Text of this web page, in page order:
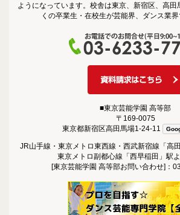
ようになっています。校舎は東京、新宿区、高
くの卒業生・在校生が芸能界、ダンス業界
■東京芸能学園 高等部
〒169-0075
東京都新宿区高田馬場1-24-11
JR山手線・東京メトロ東西線・西武新宿線「高
東京メトロ副都心線「西早稲田」駅
[東京芸能学園 高等部お問い合わせ]：